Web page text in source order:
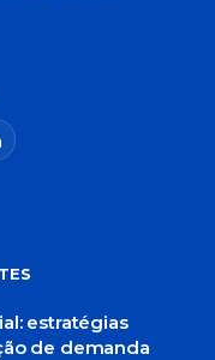
estratégias
de demanda